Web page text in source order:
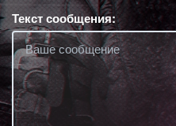
Текст сообщения: